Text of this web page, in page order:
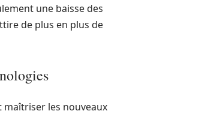
une baisse des
de plus en plus de
maîtriser les nouveaux